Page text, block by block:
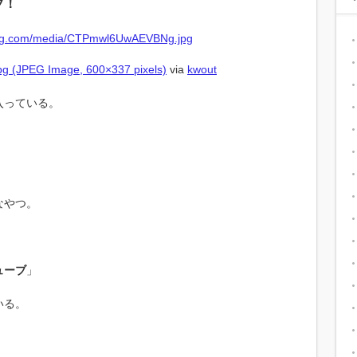
(JPEG Image, 600×337 pixels) via kwout
ている。
つ。
ーブ」
。